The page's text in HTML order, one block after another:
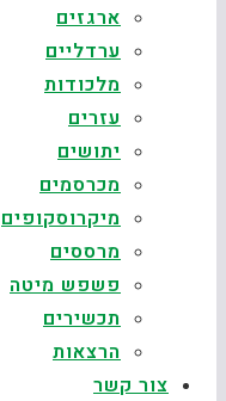
ארגזים
ערדליים
מלכודות
עזרים
יתושים
מכרסמים
מיקרוסקופים
מרססים
פשפש מיטה
תכשירים
הרצאות
צור קשר